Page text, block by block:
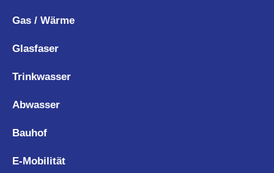
Gas / Wärme
Glasfaser
Trinkwasser
Abwasser
Bauhof
E-Mobilität